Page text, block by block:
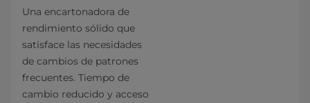
Una encartonadora de
rendimiento sólido que
satisface las necesidades
de cambios de patrones
frecuentes. Tiempo de
cambio reducido y acceso